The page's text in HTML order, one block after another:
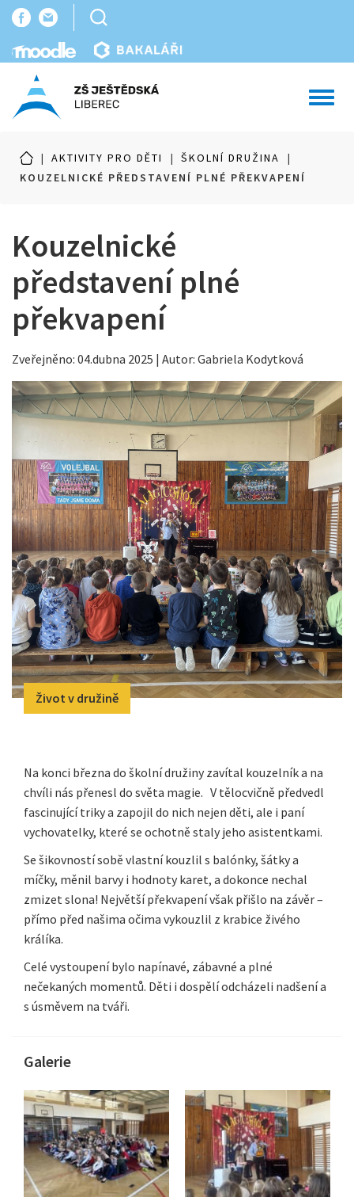
| AKTIVITY PRO DĚTI | ŠKOLNÍ DRUŽINA
|
KOUZELNICKÉ PŘEDSTAVENÍ PLNÉ PŘEKVAPENÍ
Kouzelnické
představení plné
překvapení
Zveřejněno: 04.dubna 2025 | Autor: Gabriela Kodytková
Život v družině
Na konci března do školní družiny zavítal kouzelník a na
chvíli nás přenesl do světa magie. V tělocvičně předvedl
fascinující triky a zapojil do nich nejen děti, ale i paní
vychovatelky, které se ochotně staly jeho asistentkami.
Se šikovností sobě vlastní kouzlil s balónky, šátky a
míčky, měnil barvy i hodnoty karet, a dokonce nechal
zmizet slona! Největší překvapení však přišlo na závěr –
přímo před našima očima vykouzlil z krabice živého
králíka.
Celé vystoupení bylo napínavé, zábavné a plné
nečekaných momentů. Děti i dospělí odcházeli nadšení a
s úsměvem na tváři.
Galerie